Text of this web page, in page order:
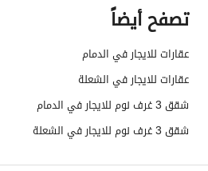
المساحة
عدد الغرف
خدمات العقار
تصفح أيضاً
عقارات للايجار في الدمام
عقارات للايجار في الشعلة
شقق 3 غرف نوم للايجار في الدمام
شقق 3 غرف نوم للايجار في الشعلة